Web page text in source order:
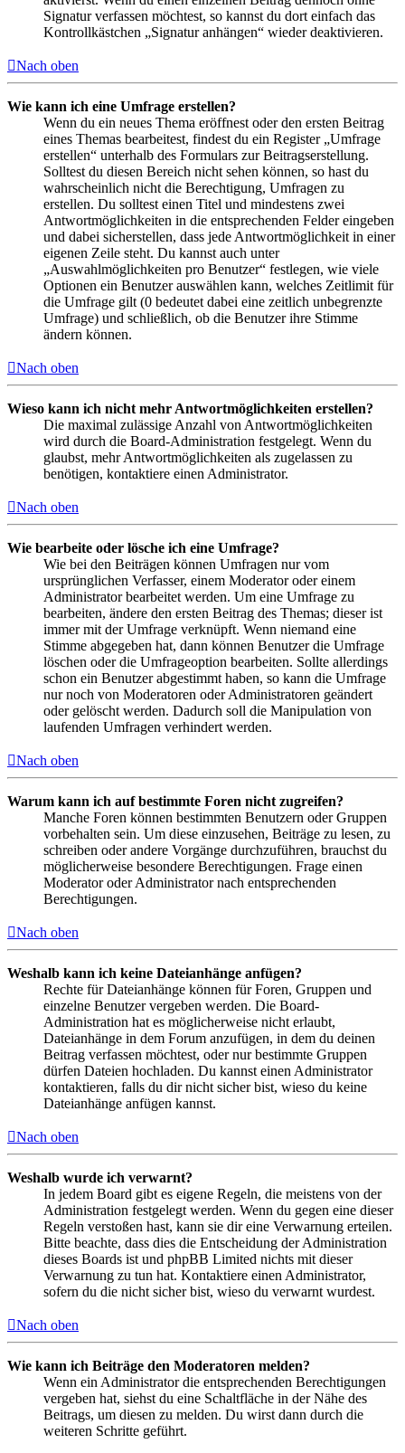
Signatur verfassen möchtest, so kannst du dort einfach das
Kontrollkästchen „Signatur anhängen“ wieder deaktivieren.
Nach oben
Wie kann ich eine Umfrage erstellen?
Wenn du ein neues Thema eröffnest oder den ersten Beitrag
eines Themas bearbeitest, findest du ein Register „Umfrage
erstellen“ unterhalb des Formulars zur Beitragserstellung.
Solltest du diesen Bereich nicht sehen können, so hast du
wahrscheinlich nicht die Berechtigung, Umfragen zu
erstellen. Du solltest einen Titel und mindestens zwei
Antwortmöglichkeiten in die entsprechenden Felder eingeben
und dabei sicherstellen, dass jede Antwortmöglichkeit in einer
eigenen Zeile steht. Du kannst auch unter
„Auswahlmöglichkeiten pro Benutzer“ festlegen, wie viele
Optionen ein Benutzer auswählen kann, welches Zeitlimit für
die Umfrage gilt (0 bedeutet dabei eine zeitlich unbegrenzte
Umfrage) und schließlich, ob die Benutzer ihre Stimme
ändern können.
Nach oben
Wieso kann ich nicht mehr Antwortmöglichkeiten erstellen?
Die maximal zulässige Anzahl von Antwortmöglichkeiten
wird durch die Board-Administration festgelegt. Wenn du
glaubst, mehr Antwortmöglichkeiten als zugelassen zu
benötigen, kontaktiere einen Administrator.
Nach oben
Wie bearbeite oder lösche ich eine Umfrage?
Wie bei den Beiträgen können Umfragen nur vom
ursprünglichen Verfasser, einem Moderator oder einem
Administrator bearbeitet werden. Um eine Umfrage zu
bearbeiten, ändere den ersten Beitrag des Themas; dieser ist
immer mit der Umfrage verknüpft. Wenn niemand eine
Stimme abgegeben hat, dann können Benutzer die Umfrage
löschen oder die Umfrageoption bearbeiten. Sollte allerdings
schon ein Benutzer abgestimmt haben, so kann die Umfrage
nur noch von Moderatoren oder Administratoren geändert
oder gelöscht werden. Dadurch soll die Manipulation von
laufenden Umfragen verhindert werden.
Nach oben
Warum kann ich auf bestimmte Foren nicht zugreifen?
Manche Foren können bestimmten Benutzern oder Gruppen
vorbehalten sein. Um diese einzusehen, Beiträge zu lesen, zu
schreiben oder andere Vorgänge durchzuführen, brauchst du
möglicherweise besondere Berechtigungen. Frage einen
Moderator oder Administrator nach entsprechenden
Berechtigungen.
Nach oben
Weshalb kann ich keine Dateianhänge anfügen?
Rechte für Dateianhänge können für Foren, Gruppen und
einzelne Benutzer vergeben werden. Die Board-
Administration hat es möglicherweise nicht erlaubt,
Dateianhänge in dem Forum anzufügen, in dem du deinen
Beitrag verfassen möchtest, oder nur bestimmte Gruppen
dürfen Dateien hochladen. Du kannst einen Administrator
kontaktieren, falls du dir nicht sicher bist, wieso du keine
Dateianhänge anfügen kannst.
Nach oben
Weshalb wurde ich verwarnt?
In jedem Board gibt es eigene Regeln, die meistens von der
Administration festgelegt werden. Wenn du gegen eine dieser
Regeln verstoßen hast, kann sie dir eine Verwarnung erteilen.
Bitte beachte, dass dies die Entscheidung der Administration
dieses Boards ist und phpBB Limited nichts mit dieser
Verwarnung zu tun hat. Kontaktiere einen Administrator,
sofern du die nicht sicher bist, wieso du verwarnt wurdest.
Nach oben
Wie kann ich Beiträge den Moderatoren melden?
Wenn ein Administrator die entsprechenden Berechtigungen
vergeben hat, siehst du eine Schaltfläche in der Nähe des
Beitrags, um diesen zu melden. Du wirst dann durch die
weiteren Schritte geführt.